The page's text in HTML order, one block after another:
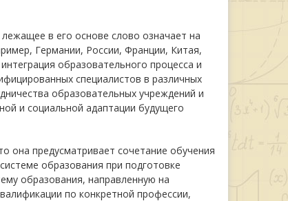
в его основе слово означает на
Германии, России, Франции, Китая,
образовательного процесса и
специалистов в различных
образовательных учреждений и
и социальной адаптации будущего
она предусматривает сочетание обучения
образования при подготовке
образования, направленную на
по конкретной профессии,